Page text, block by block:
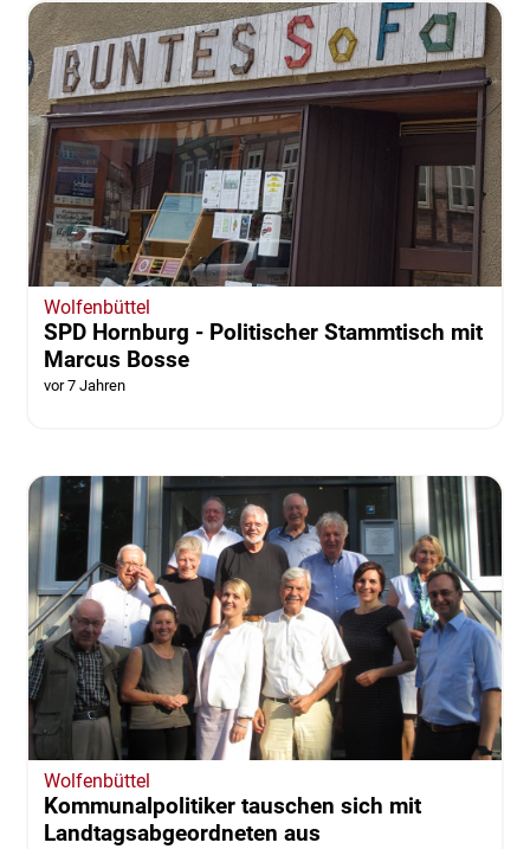
Wolfenbüttel
SPD Hornburg - Politischer Stammtisch mit
Marcus Bosse
vor 7 Jahren
Wolfenbüttel
Kommunalpolitiker tauschen sich mit
Landtagsabgeordneten aus